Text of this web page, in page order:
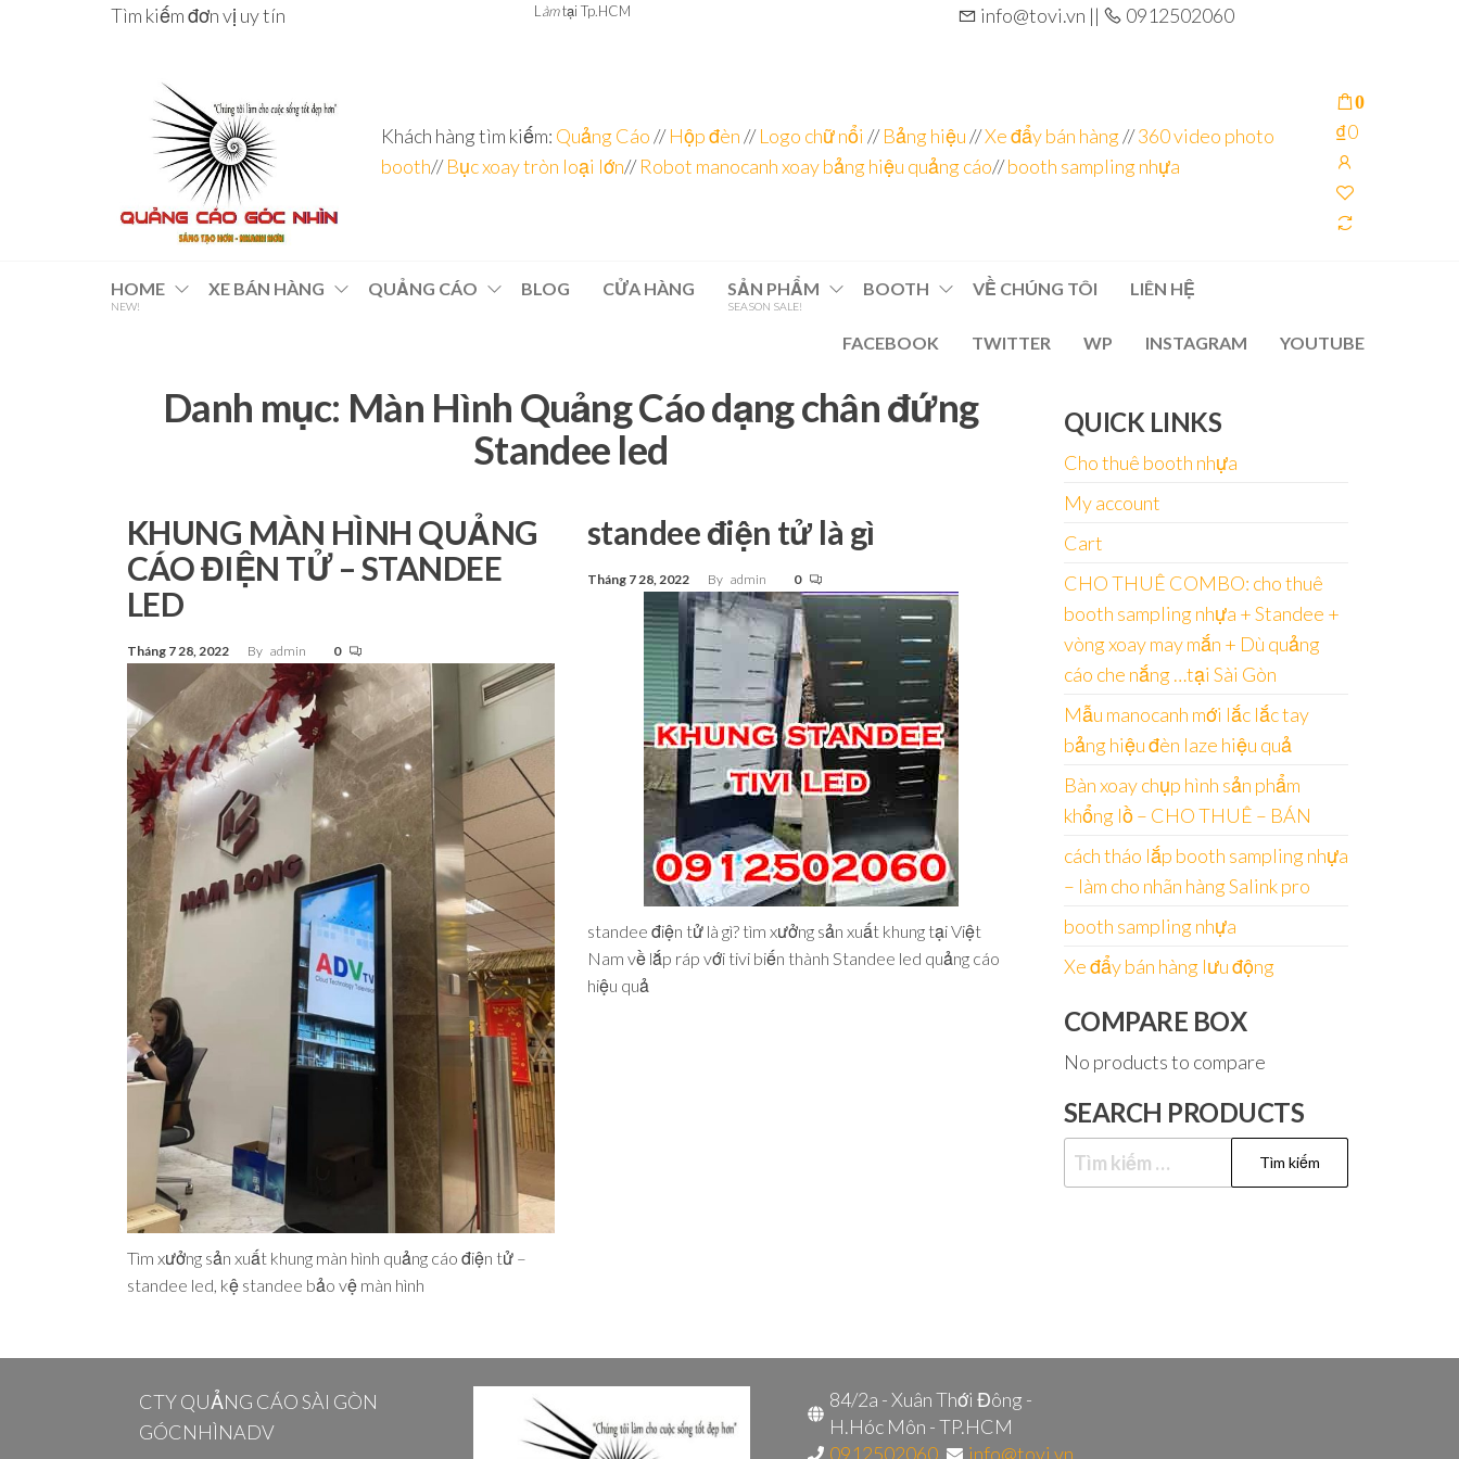
Tìm kiếm đơn vị uy tín L àmtại Tp.HCM info@tovi.vn || 0912502060
chuyên
sâu – 8
nghiệm
Agency –
nhà sản
Sampling,
Chí Minh
Khách hàng tìm kiếm: Quảng Cáo//Hộp đèn//Logo chữ nổi //Bảng hiệu//Xe đẩy bán hàng//360 video photo
booth//Bục xoay tròn loại lớn//Robot manocanh xoay bảng hiệu quảng cáo//booth sampling nhựa
0
₫0
HOME
NEW!
XE BÁN HÀNG QUẢNG CÁO BLOG CỬA HÀNG SẢN PHẨM
SEASON SALE!
BOOTH VỀ CHÚNG TÔI LIÊN HỆ
FACEBOOK TWITTER WP INSTAGRAM YOUTUBE
Danh mục: Màn Hình Quảng Cáo dạng chân đứng
Standee led
KHUNG MÀN HÌNH QUẢNG
CÁO ĐIỆN TỬ – STANDEE
LED
Tháng 7 28, 2022 By admin 0
Tìm xưởng sản xuất khung màn hình quảng cáo điện tử –
standee led, kệ standee bảo vệ màn hình
standee điện tử là gì
Tháng 7 28, 2022 By admin 0
standee điện tử là gì? tìm xưởng sản xuất khung tại Việt
Nam về lắp ráp với tivi biến thành Standee led quảng cáo
hiệu quả
QUICK LINKS
Cho thuê booth nhựa
My account
Cart
CHO THUÊ COMBO: cho thuê
booth sampling nhựa + Standee +
vòng xoay may mắn + Dù quảng
cáo che nắng …tại Sài Gòn
Mẫu manocanh mới lắc lắc tay
bảng hiệu đèn laze hiệu quả
Bàn xoay chụp hình sản phẩm
khổng lồ – CHO THUÊ – BÁN
cách tháo lắp booth sampling nhựa
– làm cho nhãn hàng Salink pro
booth sampling nhựa
Xe đẩy bán hàng lưu động
COMPARE BOX
No products to compare
SEARCH PRODUCTS
Tìm
kiếm
CTY QUẢNG CÁO SÀI GÒN
GÓCNHÌNADV
84/2a - Xuân Thới Đông -
H.Hóc Môn - TP.HCM
0912502060
info@tovi.vn